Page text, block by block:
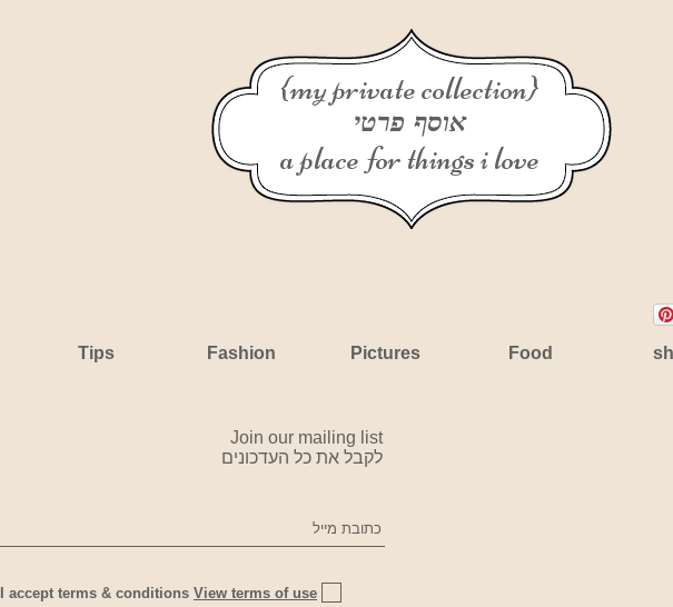
Tips Fashion Pictures Food
Join our mailing list
לקבל את כל העדכונים
I accept terms & conditions View terms of use
{my private collection}
אוסף פרטי
a place for things i love